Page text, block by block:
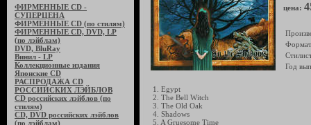
ФИРМЕННЫЕ CD -
СУПЕРЦЕНА
ФИРМЕННЫЕ CD (по стилям)
ФИРМЕННЫЕ CD, DVD, LP
(по лэйблам)
DVD, BluRay
Винил - LP
Коллекционные издания
Японские CD
РАСПРОДАЖА CD
РОССИЙСКИХ ЛЭЙБЛОВ
CD российских лэйблов (по
стилям)
CD, DVD российских лэйблов
(по лэйблам)
цена:
Год
1. Egypt
2. The Bell Witch
3. The Old Oak
4. Shadows
5. A Gruesome Time